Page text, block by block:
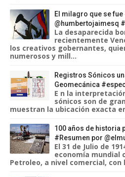
El milagro que se
@humbertojaimesq
La desaparecida
recientemente
los creativos gobernantes,
numerosos y mill...
Registros Sónicos
Geomecánica
E n la
sónicos son de
muestran la ubicación exacta
100 años de historia
#Resumen por
El 31 de Julio de
economía mundial
Petroleo, a nivel comercial, con